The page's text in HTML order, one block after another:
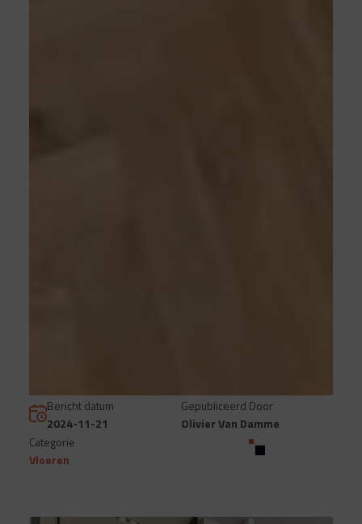
Bericht datum
2024-11-21
Gepubliceerd Door
Olivier Van Damme
Categorie
Vloeren